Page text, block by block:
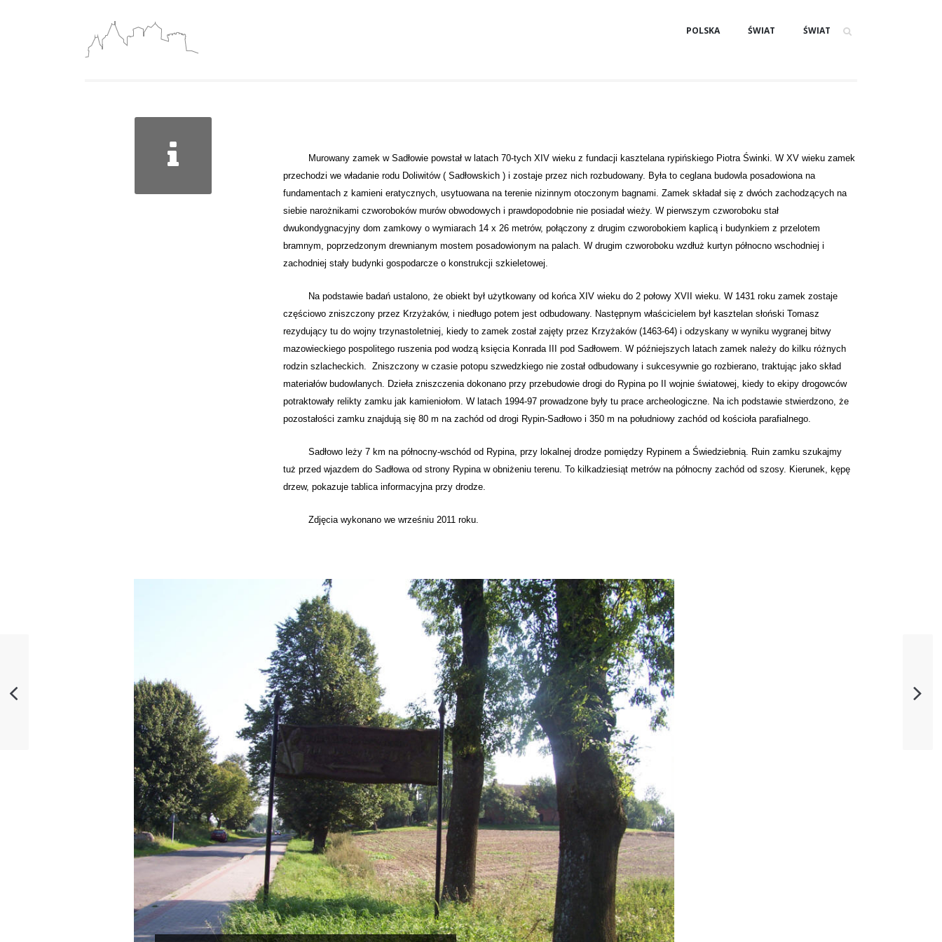
POLSKA ŚWIAT ŚWIAT
Murowany zamek w Sadłowie powstał w latach 70-tych XIV wieku z fundacji kasztelana rypińskiego Piotra Świnki. W XV wieku zamek
przechodzi we władanie rodu Doliwitów ( Sadłowskich ) i zostaje przez nich rozbudowany. Była to ceglana budowla posadowiona na
fundamentach z kamieni eratycznych, usytuowana na terenie nizinnym otoczonym bagnami. Zamek składał się z dwóch zachodzących na
siebie narożnikami czworoboków murów obwodowych i prawdopodobnie nie posiadał wieży. W pierwszym czworoboku stał
dwukondygnacyjny dom zamkowy o wymiarach 14 x 26 metrów, połączony z drugim czworobokiem kaplicą i budynkiem z przelotem
bramnym, poprzedzonym drewnianym mostem posadowionym na palach. W drugim czworoboku wzdłuż kurtyn północno wschodniej i
zachodniej stały budynki gospodarcze o konstrukcji szkieletowej.
Na podstawie badań ustalono, że obiekt był użytkowany od końca XIV wieku do 2 połowy XVII wieku. W 1431 roku zamek zostaje
częściowo zniszczony przez Krzyżaków, i niedługo potem jest odbudowany. Następnym właścicielem był kasztelan słoński Tomasz
rezydujący tu do wojny trzynastoletniej, kiedy to zamek został zajęty przez Krzyżaków (1463-64) i odzyskany w wyniku wygranej bitwy
mazowieckiego pospolitego ruszenia pod wodzą księcia Konrada III pod Sadłowem. W późniejszych latach zamek należy do kilku różnych
rodzin szlacheckich. Zniszczony w czasie potopu szwedzkiego nie został odbudowany i sukcesywnie go rozbierano, traktując jako skład
materiałów budowlanych. Dzieła zniszczenia dokonano przy przebudowie drogi do Rypina po II wojnie światowej, kiedy to ekipy drogowców
potraktowały relikty zamku jak kamieniołom. W latach 1994-97 prowadzone były tu prace archeologiczne. Na ich podstawie stwierdzono, że
pozostałości zamku znajdują się 80 m na zachód od drogi Rypin-Sadłowo i 350 m na południowy zachód od kościoła parafialnego.
Sadłowo leży 7 km na północny-wschód od Rypina, przy lokalnej drodze pomiędzy Rypinem a Świedziebnią. Ruin zamku szukajmy
tuż przed wjazdem do Sadłowa od strony Rypina w obniżeniu terenu. To kilkadziesiąt metrów na północny zachód od szosy. Kierunek, kępę
drzew, pokazuje tablica informacyjna przy drodze.
Zdjęcia wykonano we wrześniu 2011 roku.